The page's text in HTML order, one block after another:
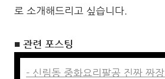
로 소개해드리고 싶습니다.
■ 관련 포스팅
- 신림동 중화요리팔공 진짜 짜